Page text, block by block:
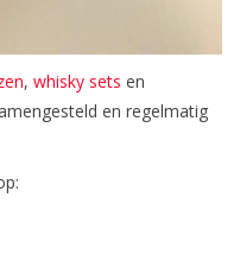
, whisky sets en
en regelmatig